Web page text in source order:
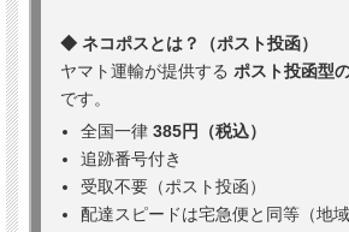
◆ ネコポスとは？（ポスト投函）
ヤマト運輸が提供する ポスト投函型
です。
全国一律 385円（税込）
追跡番号付き
受取不要（ポスト投函）
配達スピードは宅急便と同等（地域